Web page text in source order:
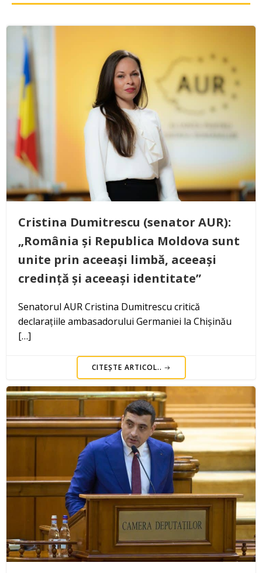
Cristina Dumitrescu (senator AUR):
„România și Republica Moldova sunt
unite prin aceeași limbă, aceeași
credință și aceeași identitate”
Senatorul AUR Cristina Dumitrescu critică
declarațiile ambasadorului Germaniei la Chișinău
[…]
CITEȘTE ARTICOL..